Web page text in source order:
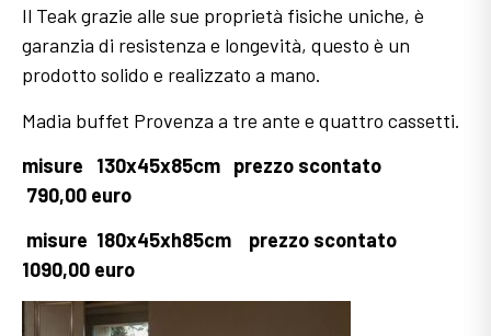
Il Teak grazie alle sue proprietà fisiche uniche, è
garanzia di resistenza e longevità, questo è un
prodotto solido e realizzato a mano.
Madia buffet Provenza a tre ante e quattro cassetti.
misure 130x45x85cm prezzo scontato
790,00 euro
misure 180x45xh85cm prezzo scontato
1090,00 euro